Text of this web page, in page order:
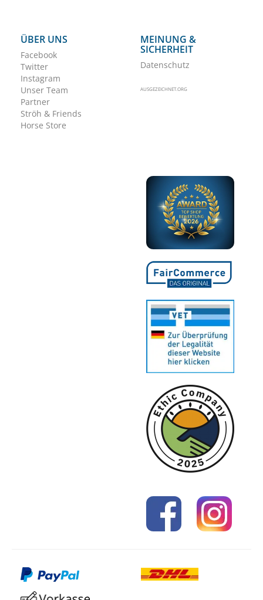
ÜBER UNS
Facebook
Twitter
Instagram
Unser Team
Partner
Ströh & Friends
Horse Store
MEINUNG &
SICHERHEIT
Datenschutz
AUSGEZEICHNET.ORG